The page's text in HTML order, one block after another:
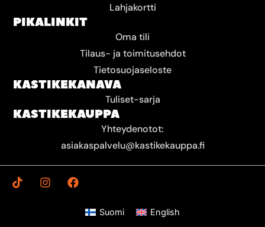
Lahjakortti
PIKALINKIT
Oma tili
Tilaus- ja toimitusehdot
Tietosuojaseloste
KASTIKEKANAVA
Tuliset-sarja
KASTIKEKAUPPA
Yhteydenotot:
asiakaspalvelu@kastikekauppa.fi
T
i
I
n
F
a
Suomi English